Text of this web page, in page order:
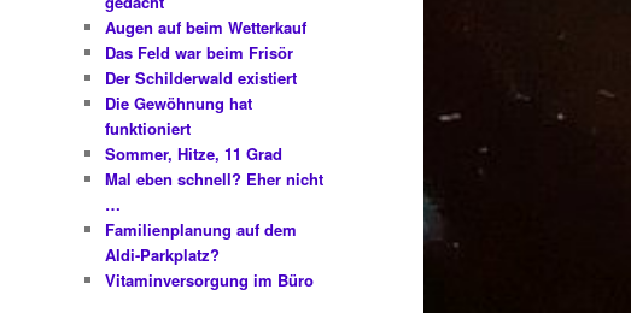
Augen auf beim Wetterkauf
Das Feld war beim Frisör
Der Schilderwald existiert
Die Gewöhnung hat
funktioniert
Sommer, Hitze, 11 Grad
Mal eben schnell? Eher nicht
…
Familienplanung auf dem
Aldi-Parkplatz?
Vitaminversorgung im Büro